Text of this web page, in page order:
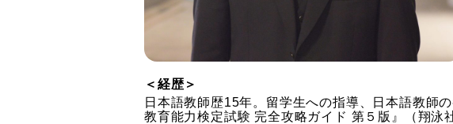
＜経歴＞
日本語教師歴15年。留学生への指導、日本語教師
教育能力検定試験 完全攻略ガイド 第５版』（翔泳